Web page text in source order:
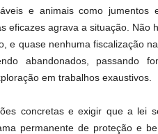
e animais como jumentos
eficazes agrava a situação. Não
e quase nenhuma fiscalização
abandonados, passando
em trabalhos exaustivos.
concretas e exigir que a lei
permanente de proteção e